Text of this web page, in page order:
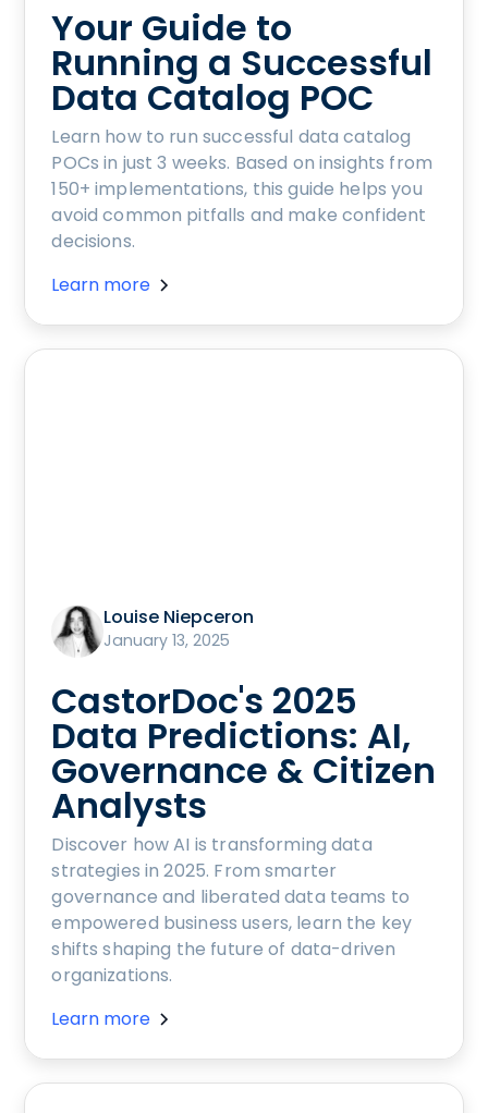
Your Guide to
Running a Successful
Data Catalog POC
Learn how to run successful data catalog
POCs in just 3 weeks. Based on insights from
150+ implementations, this guide helps you
avoid common pitfalls and make confident
decisions.
Learn more
Louise Niepceron
January 13, 2025
CastorDoc's 2025
Data Predictions: AI,
Governance & Citizen
Analysts
Discover how AI is transforming data
strategies in 2025. From smarter
governance and liberated data teams to
empowered business users, learn the key
shifts shaping the future of data-driven
organizations.
Learn more